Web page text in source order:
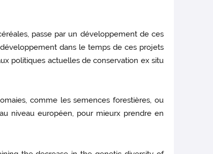
passe par un développement de ces
dans le temps de ces projets
politiques actuelles de conservation ex situ
comme les semences forestières, ou
niveau européen, pour mieurx prendre en